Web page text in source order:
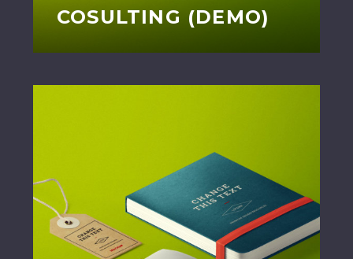
COSULTING (DEMO)